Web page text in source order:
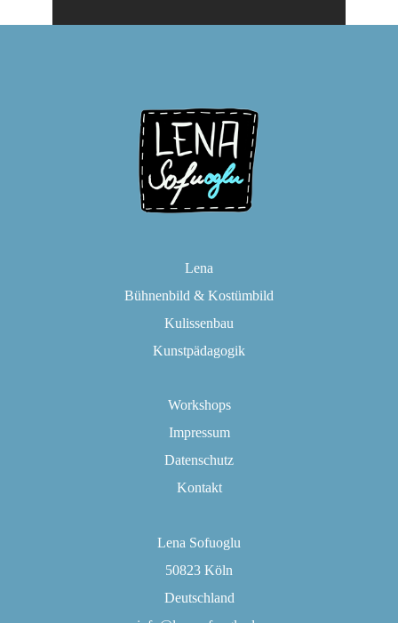
Lena
Bühnenbild & Kostümbild
Kulissenbau
Kunstpädagogik
Workshops
Impressum
Datenschutz
Kontakt
Lena Sofuoglu
50823 Köln
Deutschland